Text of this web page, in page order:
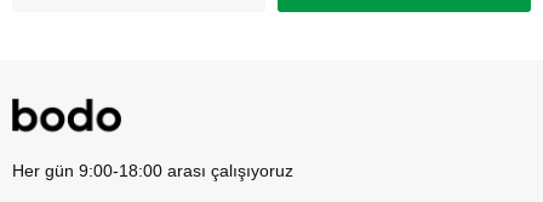
Her gün 9:00-18:00 arası çalışıyoruz